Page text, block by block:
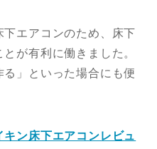
エアコンのため、床下
が有利に働きました。
」といった場合にも便
キン床下エアコンレビュ